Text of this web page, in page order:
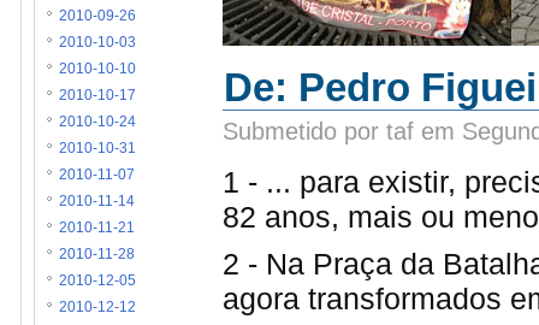
De: Pedro
Submetido por taf em
1 - ... para existir,
82 anos, mais ou
2 - Na Praça da
agora transformados
2010-09-26
2010-10-03
2010-10-10
2010-10-17
2010-10-24
2010-10-31
2010-11-07
2010-11-14
2010-11-21
2010-11-28
2010-12-05
2010-12-12